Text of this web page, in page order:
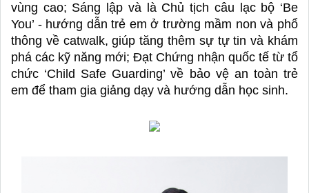
vùng cao; Sáng lập và là Chủ tịch câu lạc bộ ‘Be
You’ - hướng dẫn trẻ em ở trường mầm non và phổ
thông về catwalk, giúp tăng thêm sự tự tin và khám
phá các kỹ năng mới; Đạt Chứng nhận quốc tế từ tổ
chức ‘Child Safe Guarding’ về bảo vệ an toàn trẻ
em để tham gia giảng dạy và hướng dẫn học sinh.